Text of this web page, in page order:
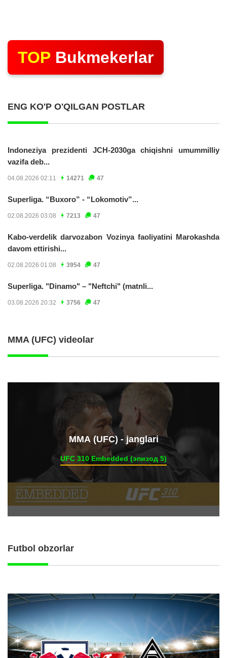
TOP Bukmekerlar
ENG KO'P O'QILGAN POSTLAR
Indoneziya prezidenti JCH-2030ga chiqishni umummilliy
vazifa deb...
04.08.2026 02:11 14271 47
Superliga. “Buxoro” - “Lokomotiv”...
02.08.2026 03:08 7213 47
Kabo-verdelik darvozabon Vozinya faoliyatini Marokashda
davom ettirishi...
02.08.2026 01:08 3954 47
Superliga. "Dinamo" – "Neftchi" (matnli...
03.08.2026 20:32 3756 47
MMA (UFC) videolar
ММА (UFC) - janglari
UFC 310 Embedded (эпизод 5)
Futbol obzorlar